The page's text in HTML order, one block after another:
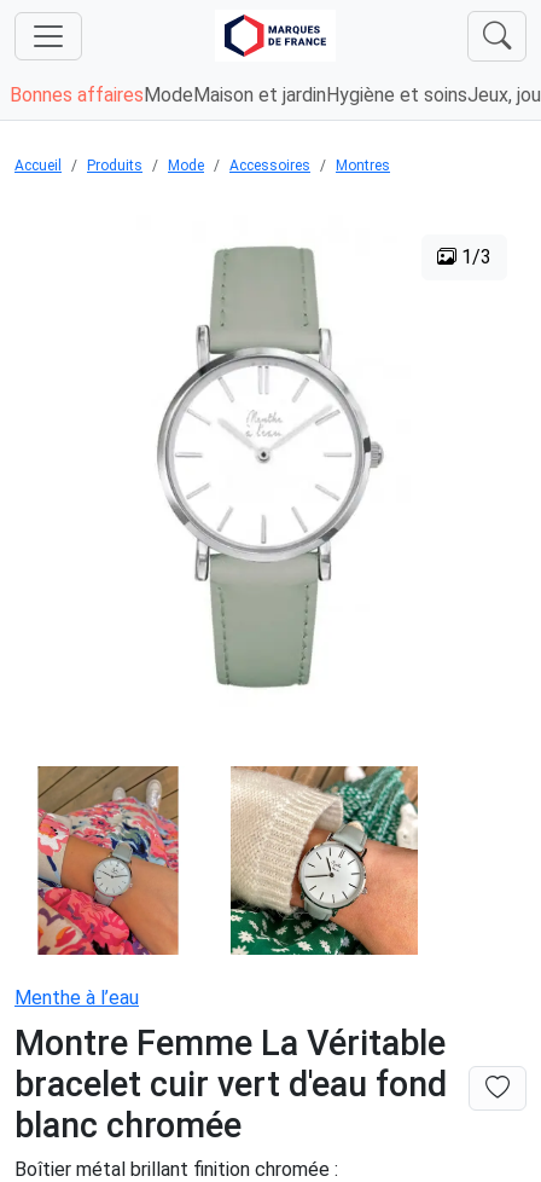
Bonnes affaires Mode Maison et jardin Hygiène et soinsJeux,
Accueil Produits Mode Accessoires Montres
1/3
Menthe à l’eau
Montre Femme La Véritable
bracelet cuir vert d'eau fond
blanc chromée
Boîtier métal brillant finition chromée :